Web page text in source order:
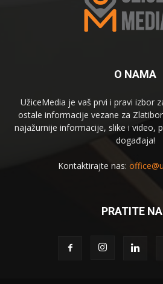
O NAMA
UžiceMedia je vaš prvi i pravi izbor
ostale informacije vezane za
najažurnije informacije, slike i video,
događaja!
Kontaktirajte nas:
PRATITE